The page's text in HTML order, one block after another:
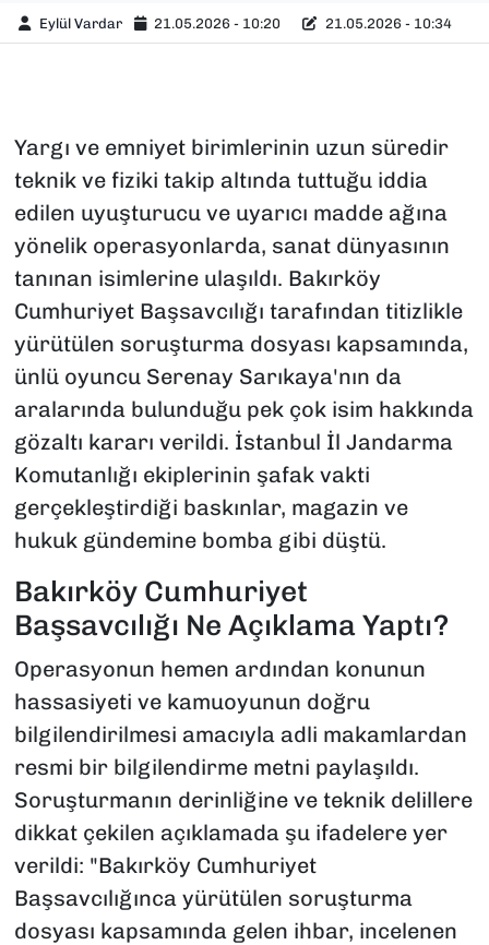
Eylül Vardar 21.05.2026 - 10:20 21.05.2026 - 10:34
Yargı ve emniyet birimlerinin uzun süredir
teknik ve fiziki takip altında tuttuğu iddia
edilen uyuşturucu ve uyarıcı madde ağına
yönelik operasyonlarda, sanat dünyasının
tanınan isimlerine ulaşıldı. Bakırköy
Cumhuriyet Başsavcılığı tarafından titizlikle
yürütülen soruşturma dosyası kapsamında,
ünlü oyuncu Serenay Sarıkaya'nın da
aralarında bulunduğu pek çok isim hakkında
gözaltı kararı verildi. İstanbul İl Jandarma
Komutanlığı ekiplerinin şafak vakti
gerçekleştirdiği baskınlar, magazin ve
hukuk gündemine bomba gibi düştü.
Bakırköy Cumhuriyet
Başsavcılığı Ne Açıklama Yaptı?
Operasyonun hemen ardından konunun
hassasiyeti ve kamuoyunun doğru
bilgilendirilmesi amacıyla adli makamlardan
resmi bir bilgilendirme metni paylaşıldı.
Soruşturmanın derinliğine ve teknik delillere
dikkat çekilen açıklamada şu ifadelere yer
verildi: "Bakırköy Cumhuriyet
Başsavcılığınca yürütülen soruşturma
dosyası kapsamında gelen ihbar, incelenen